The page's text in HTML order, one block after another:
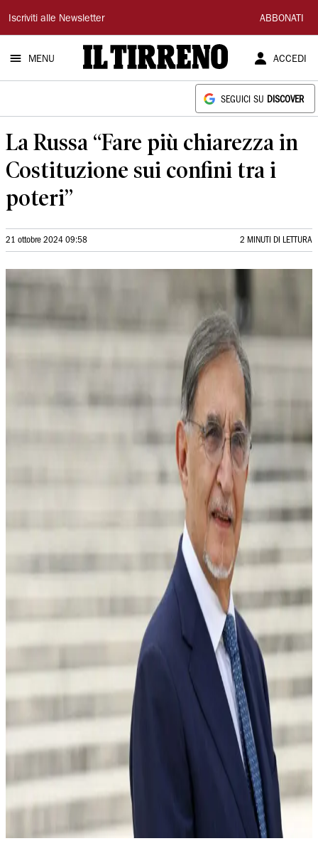
Il
Tirreno
Iscriviti alle Newsletter ABBONATI
MENU ACCEDI
SEGUICI SU DISCOVER
La Russa “Fare più chiarezza in
Costituzione sui confini tra i
poteri”
21 ottobre 2024 09:58 2 MINUTI DI LETTURA